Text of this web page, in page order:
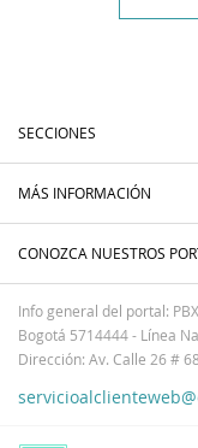
SECCIONES
MÁS INFORMACIÓN
CONOZCA NUESTROS
Info general del portal:
Bogotá 5714444 - Línea
Dirección: Av. Calle 26 #